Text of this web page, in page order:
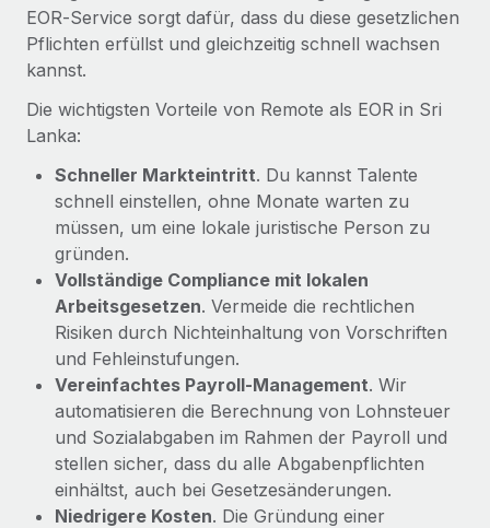
EOR‑Service sorgt dafür, dass du diese gesetzlichen
Pflichten erfüllst und gleichzeitig schnell wachsen
kannst.
Die wichtigsten Vorteile von Remote als EOR in Sri
Lanka:
Schneller Markteintritt. Du kannst Talente
schnell einstellen, ohne Monate warten zu
müssen, um eine lokale juristische Person zu
gründen.
Vollständige Compliance mit lokalen
Arbeitsgesetzen. Vermeide die rechtlichen
Risiken durch Nichteinhaltung von Vorschriften
und Fehleinstufungen.
Vereinfachtes Payroll‑Management. Wir
automatisieren die Berechnung von Lohnsteuer
und Sozialabgaben im Rahmen der Payroll und
stellen sicher, dass du alle Abgabenpflichten
einhältst, auch bei Gesetzesänderungen.
Niedrigere Kosten. Die Gründung einer